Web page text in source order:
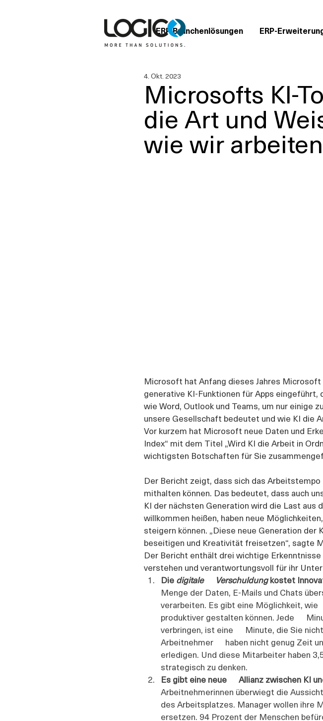
ERP Branchenlösungen ERP-
Microsofts KI-
die Art und
wie wir arbeiten
4. Okt. 2023
Microsoft hat Anfang dieses Jahres
generative KI-Funktionen für Apps
wie Word, Outlook und Teams, um nur einige
unsere Gesellschaft bedeutet und wie KI die
Vor kurzem hat Microsoft neue Daten und
Index“ mit dem Titel „Wird KI die Arbeit in
wichtigsten Botschaften für Sie
Der Bericht zeigt, dass sich das
mithalten können. Das bedeutet, dass auch
KI der nächsten Generation wird die Last aus
willkommen heißen, haben neue
steigern können. „Diese neue Generation
beseitigen und Kreativität freisetzen“, sagte
Der Bericht enthält drei wichtige
verstehen und verantwortungsvoll für ihr
Die digitale      Verschuldung kostet
Menge der Daten, E-Mails und Chats
verarbeiten. Es gibt eine Möglichkeit, wie
produktiver gestalten können. Jede
verbringen, ist eine      Minute, die Sie
Arbeitnehmer      haben nicht genug Zeit
erledigen. Und diese Mitarbeiter haben
strategisch zu denken.
Es gibt eine neue      Allianz zwischen KI
Arbeitnehmerinnen überwiegt die
des Arbeitsplatzes. Manager wollen ihre
ersetzen. 94 Prozent der Menschen